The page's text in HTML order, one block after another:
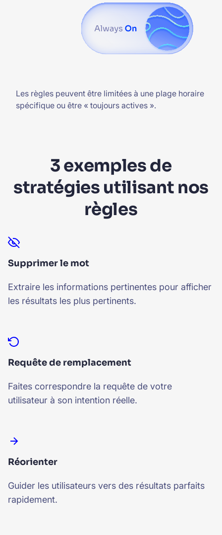
Les règles peuvent être limitées à une plage horaire
spécifique ou être « toujours actives ».
3 exemples de
stratégies utilisant nos
règles
Supprimer le mot
Extraire les informations pertinentes pour afficher
les résultats les plus pertinents.
Requête de remplacement
Faites correspondre la requête de votre
utilisateur à son intention réelle.
Réorienter
Guider les utilisateurs vers des résultats parfaits
rapidement.